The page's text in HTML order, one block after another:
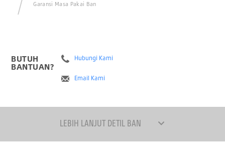
Garansi Masa Pakai Ban
BUTUH
BANTUAN?
Hubungi Kami
Email Kami
LEBIH LANJUT DETIL BAN